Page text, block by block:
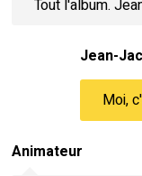
Tout l'album.
Jean-
Moi,
Animateur